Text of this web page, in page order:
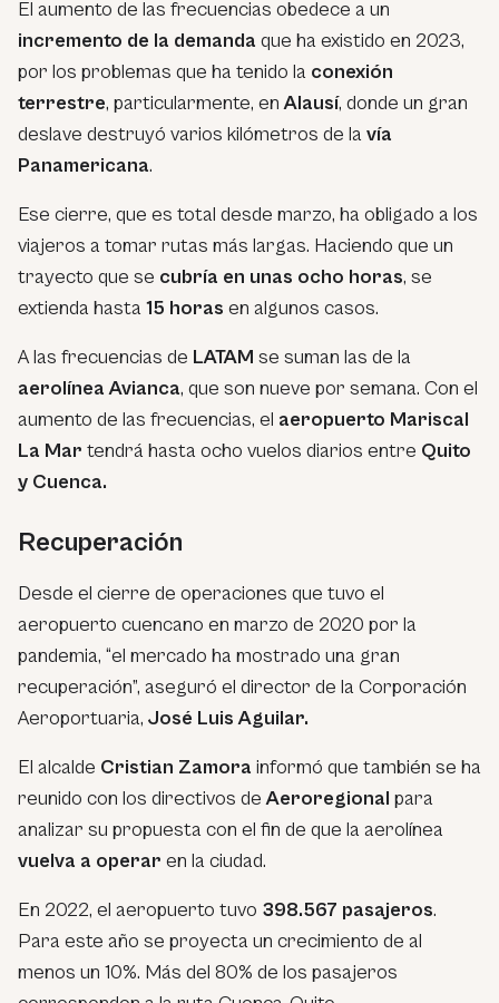
El aumento de las frecuencias obedece a un
incremento de la demanda que ha existido en 2023,
por los problemas que ha tenido la conexión
terrestre, particularmente, enAlausí, donde un gran
deslave destruyó varios kilómetros de la vía
Panamericana.
Ese cierre, que es total desde marzo, ha obligado a los
viajeros a tomar rutas más largas. Haciendo que un
trayecto que se cubría en unas ocho horas, se
extienda hasta 15 horas en algunos casos.
A las frecuencias de LATAM se suman las de la
aerolínea Avianca, que son nueve por semana. Con el
aumento de las frecuencias, el aeropuerto Mariscal
La Mar tendrá hasta ocho vuelos diarios entre Quito
y Cuenca.
Recuperación
Desde el cierre de operaciones que tuvo el
aeropuerto cuencano en marzo de 2020 por la
pandemia, “el mercado ha mostrado una gran
recuperación”, aseguró el director de la Corporación
Aeroportuaria, José Luis Aguilar.
El alcalde Cristian Zamora informó que también se ha
reunido con los directivos deAeroregional para
analizar su propuesta con el fin de que la aerolínea
vuelva a operar en la ciudad.
En 2022, el aeropuerto tuvo 398.567 pasajeros.
Para este año se proyecta un crecimiento de al
menos un 10%. Más del 80% de los pasajeros